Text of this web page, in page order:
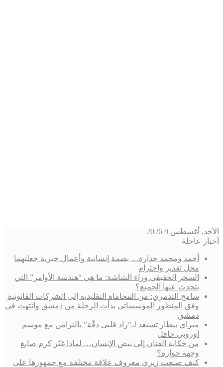
الأحد, أغسطس 9 2026
أخبار عاجلة
أحمد ومحمد حدارة… بصمة إنسانية وأعمال خيرية جعلتهما
محل تقدير واحترام
السحر الحقيقي وراء الشاشة: ما هي “هندسة الأوامر” التي
يتحدث عنها الجميع؟
سامح التدمري: من المحاماة التقليدية إلى الشركات القانونية
وفق المنظور المؤسساتي بدأت الرحلة من دمشق وانتهت في
دمشق
ميراي بيطار تستعد لـ”زاد قلبي دقّة” بالتزامن مع موسم
أوروبي حافل
من حكاية الفنان إلى نبض الإنسان… لماذا غيّر كرم صايغ
وجهة حواره؟
كيف صنعت زيزي معروف علاقة مختلفة مع جمهورها على